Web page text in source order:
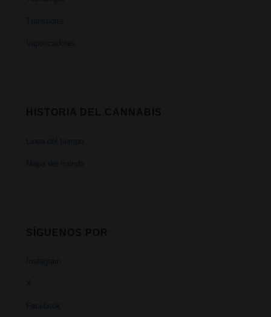
Transporte
Vaporizadores
Linea del tiempo
Mapa del mundo
Instagram
X
Facebook